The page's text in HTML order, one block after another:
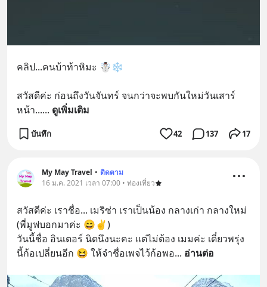
คลิป...คนบ้าท้าหิมะ ☃️❄
สวัสดีค่ะ ก่อนถึงวันจันทร์ จนกว่าจะพบกันใหม่วันเสาร์
หน้า...... ดูเพิ่มเติม
บันทึก 42 137 17
My May Travel • ติดตาม
16 ม.ค. 2021 เวลา 07:00 • ท่องเที่ยว
สวัสดีค่ะ เราชื่อ... เมริซ่า เราเป็นน้อง กลางเก่า กลางใหม่
(พี่มูฟบอกมาค่ะ 😄✌)
วันนี้ชื่อ อินเตอร์ นิดนึงนะคะ แต่ไม่ต้อง เมมค่ะ เดี๋ยวพรุ่ง
นี้ก้อเปลี่ยนอีก 😆 ให้จำชื่อเพจไว้ก้อพอ... อ่านต่อ